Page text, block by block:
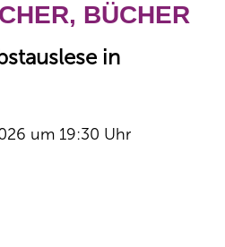
BÜCHER
in
um 19:30 Uhr